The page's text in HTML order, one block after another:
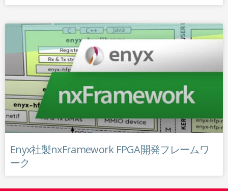
Enyx社製nxFramework FPGA開発フレームワ
ーク